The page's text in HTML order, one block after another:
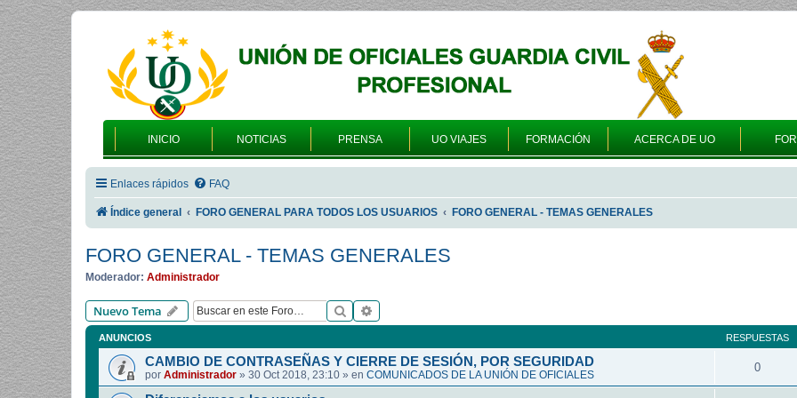
INICIO NOTICIAS PRENSA UO VIAJES FORMACIÓN ACERCA DE UO
Enlaces rápidos FAQ
Índice general FORO GENERAL PARA TODOS LOS USUARIOS FORO GENERAL - TEMAS GENERALES
FORO GENERAL - TEMAS GENERALES
Moderador: Administrador
Nuevo Tema Buscar
ANUNCIOS RESPUESTAS
CAMBIO DE CONTRASEÑAS Y CIERRE DE SESIÓN, POR SEGURIDAD
por Administrador » 30 Oct 2018, 23:10 » en COMUNICADOS DE LA UNIÓN DE OFICIALES
0